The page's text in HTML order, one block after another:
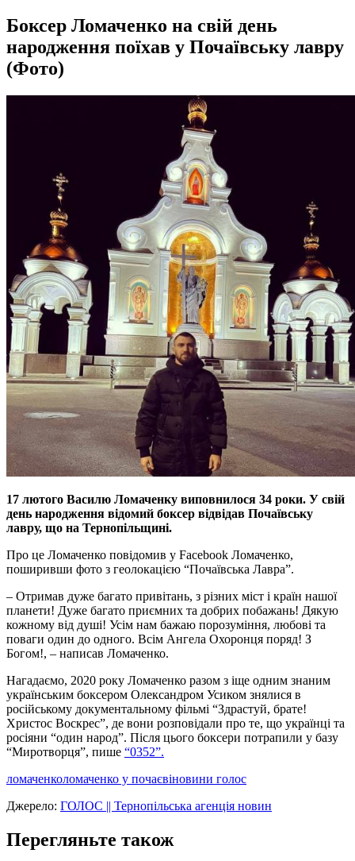
Боксер Ломаченко на свій день
народження поїхав у Почаївську лавру
(Фото)
17 лютого Василю Ломаченку виповнилося 34 роки. У свій
день народження відомий боксер відвідав Почаївську
лавру, що на Тернопільщині.
Про це Ломаченко повідомив у Facebook Ломаченко,
поширивши фото з геолокацією “Почаївська Лавра”.
– Отримав дуже багато привітань, з різних міст і країн нашої
планети! Дуже багато приємних та добрих побажань! Дякую
кожному від душі! Усім нам бажаю порозуміння, любові та
поваги один до одного. Всім Ангела Охоронця поряд! З
Богом!, – написав Ломаченко.
Нагадаємо, 2020 року Ломаченко разом з іще одним знаним
українським боксером Олександром Усиком знялися в
російському документальному фільмі “Здрастуй, брате!
Христос Воскрес”, де вони розповідали про те, що українці та
росіяни “один народ”. Після цього боксери потрапили у базу
“Миротворця”, пише “0352”.
ломаченколомаченко у почаєвіновини голос
Джерело: ГОЛОС || Тернопільська агенція новин
Перегляньте також